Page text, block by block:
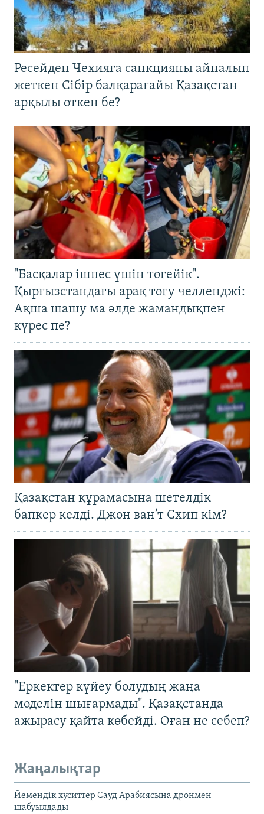
Ресейден Чехияға санкцияны айналып
жеткен Сібір балқарағайы Қазақстан
арқылы өткен бе?
"Басқалар ішпес үшін төгейік".
Қырғызстандағы арақ төгу челленджі:
Ақша шашу ма әлде жамандықпен
күрес пе?
Қазақстан құрамасына шетелдік
бапкер келді. Джон ван’т Схип кім?
"Еркектер күйеу болудың жаңа
моделін шығармады". Қазақстанда
ажырасу қайта көбейді. Оған не себеп?
Жаңалықтар
Йемендік хуситтер Сауд Арабиясына дронмен
шабуылдады